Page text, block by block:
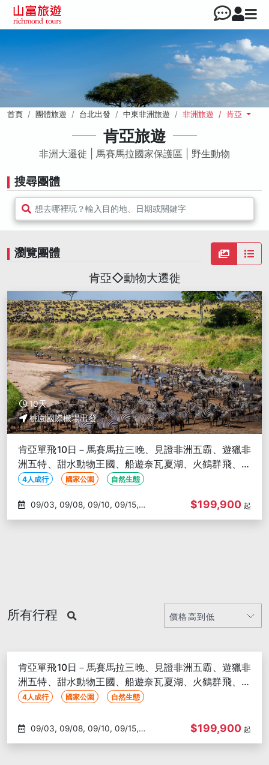
首頁 團體旅遊 台北出發 中東非洲旅遊 非洲旅遊 / 肯亞
肯亞旅遊
非洲大遷徙 | 馬賽馬拉國家保護區 | 野生動物
搜尋團體
想去哪裡玩？輸入目的地、日期或關鍵字
瀏覽團體
肯亞◇動物大遷徙
10天
桃園國際機場出發
肯亞單飛10日－馬賽馬拉三晚、見證非洲五霸、遊獵非
洲五特、甜水動物王國、船遊奈瓦夏湖、火鶴群飛、穿
越赤道
4人成行 國家公園 自然生態
09/17
$199,900 起
所有行程
肯亞單飛10日－馬賽馬拉三晚、見證非洲五霸、遊獵非
洲五特、甜水動物王國、船遊奈瓦夏湖、火鶴群飛、穿
越赤道
4人成行 國家公園 自然生態
09/17, 09/22, 09/24, 09/29,
$199,900 起